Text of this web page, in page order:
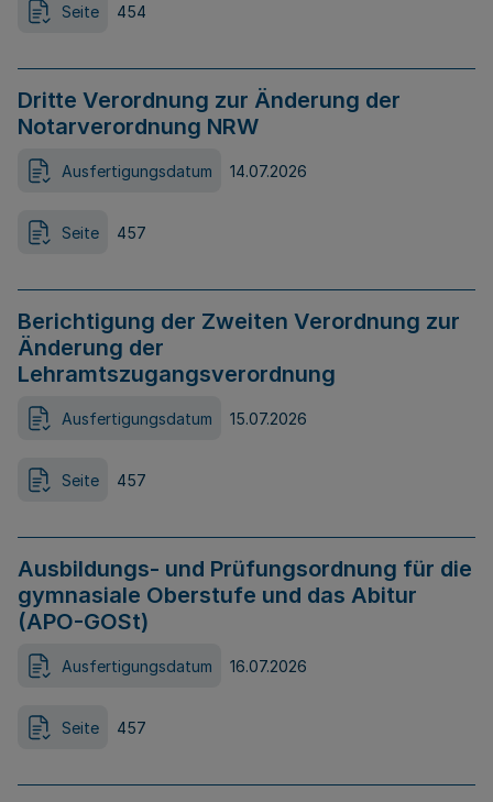
Seite 454
Dritte Verordnung zur Änderung der
Notarverordnung NRW
Ausfertigungsdatum 14.07.2026
Seite 457
Berichtigung der Zweiten Verordnung zur
Änderung der
Lehramtszugangsverordnung
Ausfertigungsdatum 15.07.2026
Seite 457
Ausbildungs- und Prüfungsordnung für die
gymnasiale Oberstufe und das Abitur
(APO-GOSt)
Ausfertigungsdatum 16.07.2026
Seite 457